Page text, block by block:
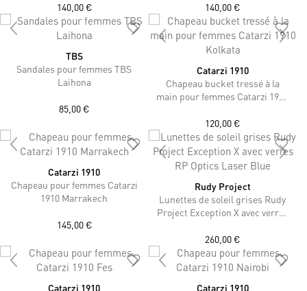
140,00 € 140,00 €
TBS
Sandales pour femmes TBS
Laihona
85,00 €
Catarzi 1910
Chapeau bucket tressé à la
main pour femmes Catarzi 1910
120,00 €
Catarzi 1910
Chapeau pour femmes Catarzi
1910 Marrakech
145,00 €
Rudy Project
Lunettes de soleil grises Rudy
Project Exception X avec verres
260,00 €
Catarzi 1910
Catarzi 1910